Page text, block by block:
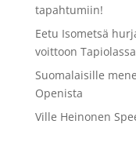
tapahtumiin!
Eetu Isometsä
voittoon Tapiolassa
Suomalaisille
Openista
Ville Heinonen